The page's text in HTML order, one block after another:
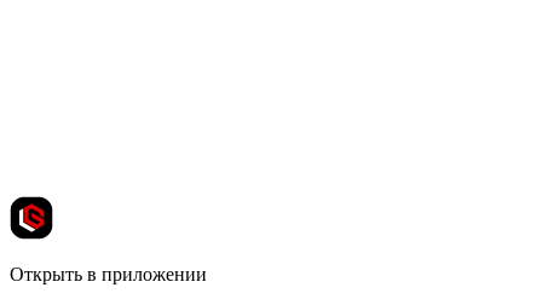
Открыть в приложении